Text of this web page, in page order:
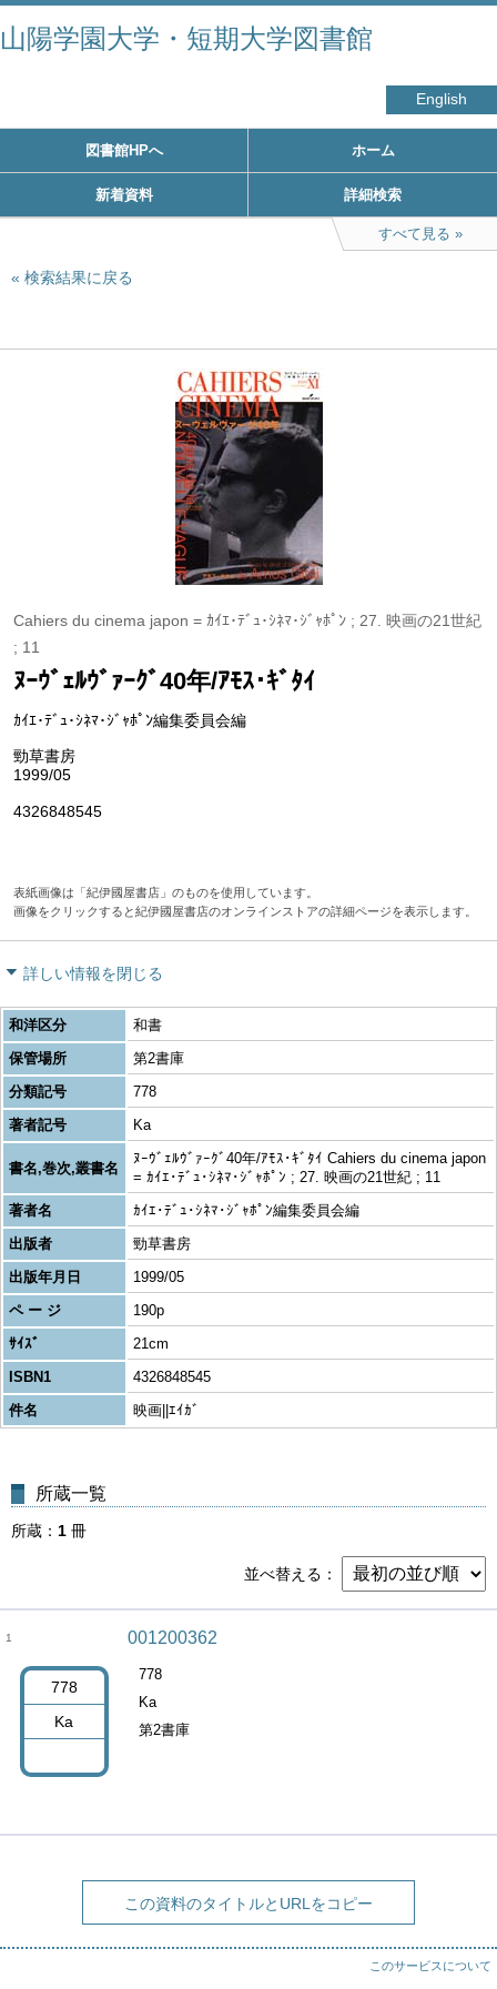
山陽学園大学・短期大学図書館
English
図書館HPへ ホーム
新着資料 詳細検索
すべて見る
検索結果に戻る
Cahiers du cinema japon = ｶｲｴ･ﾃﾞｭ･ｼﾈﾏ･ｼﾞｬﾎﾟﾝ ; 27. 映画の21世紀
; 11
ﾇｰｳﾞｪﾙｳﾞｧｰｸﾞ40年/ｱﾓｽ･ｷﾞﾀｲ
ｶｲｴ･ﾃﾞｭ･ｼﾈﾏ･ｼﾞｬﾎﾟﾝ編集委員会編
勁草書房
1999/05
4326848545
表紙画像は「紀伊國屋書店」のものを使用しています。
画像をクリックすると紀伊國屋書店のオンラインストアの詳細ページを表示します。
詳しい情報を閉じる
和洋区分
和書
保管場所
第2書庫
分類記号
778
著者記号
Ka
書名,巻次,叢書名
ﾇｰｳﾞｪﾙｳﾞｧｰｸﾞ40年/ｱﾓｽ･ｷﾞﾀｲ Cahiers du cinema japon
= ｶｲｴ･ﾃﾞｭ･ｼﾈﾏ･ｼﾞｬﾎﾟﾝ ; 27. 映画の21世紀 ; 11
著者名
ｶｲｴ･ﾃﾞｭ･ｼﾈﾏ･ｼﾞｬﾎﾟﾝ編集委員会編
出版者
勁草書房
出版年月日
1999/05
ペ ー ジ
190p
ｻｲｽﾞ
21cm
ISBN1
4326848545
件名
映画||ｴｲｶﾞ
所蔵一覧
所蔵 1 冊
並べ替える
1
778
Ka
001200362
778
Ka
第2書庫
この資料のタイトルとURLをコピー
このサービスについて